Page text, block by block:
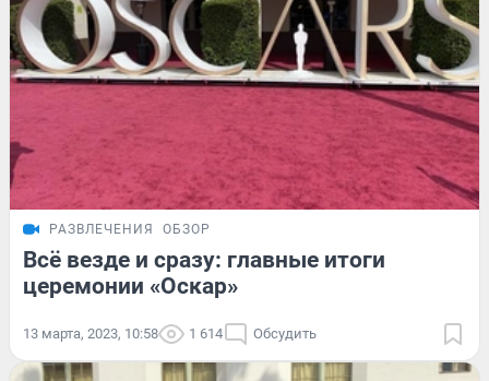
РАЗВЛЕЧЕНИЯ ОБЗОР
Всё везде и сразу: главные итоги
церемонии «Оскар»
13 марта, 2023, 10:58 1 614 Обсудить